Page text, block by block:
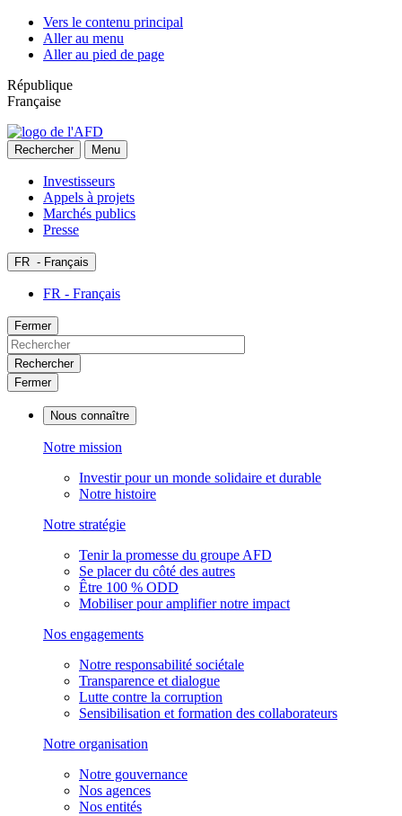
Vers le contenu principal
Aller au menu
Aller au pied de page
République
Française
Rechercher Menu
Investisseurs
Appels à projets
Marchés publics
Presse
FR - Français
FR - Français
Fermer
Rechercher
Fermer
Nous connaître
Notre mission
Investir pour un monde solidaire et durable
Notre histoire
Notre stratégie
Tenir la promesse du groupe AFD
Se placer du côté des autres
Être 100 % ODD
Mobiliser pour amplifier notre impact
Nos engagements
Notre responsabilité sociétale
Transparence et dialogue
Lutte contre la corruption
Sensibilisation et formation des collaborateurs
Notre organisation
Notre gouvernance
Nos agences
Nos entités